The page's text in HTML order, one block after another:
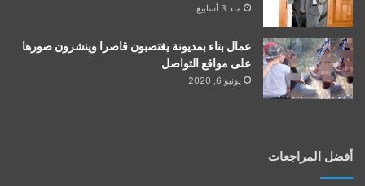
منذ 3 أسابيع
عمال بناء بمديونة يغتصبون قاصرا وينشرون صورها
على مواقع التواصل
يونيو 6, 2020
أفضل المراجعات